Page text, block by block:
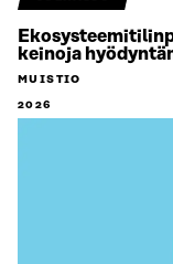
keinoja
MUISTIO
2026